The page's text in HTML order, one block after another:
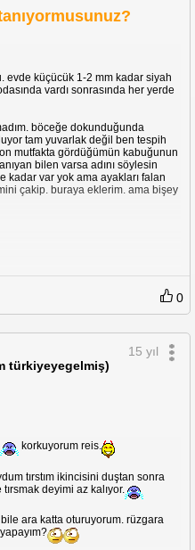
evde küçücük 1-2 mm kadar siyah
vardı sonrasında her yerde
böceğe dokunduğunda
tam yuvarlak değil ben tespih
mutfakta gördüğümün kabuğunun
bilen varsa adını söylesin
kadar var yok ama ayakları falan
çakip. buraya eklerim. ama bişey
anca bu kadar
0
türkiyeyegelmiş)
15 yıl
korkuyorum reis.
tırstım ikincisini duştan sonra
deyimi az kalıyor.
ara katta oturuyorum. rüzgara